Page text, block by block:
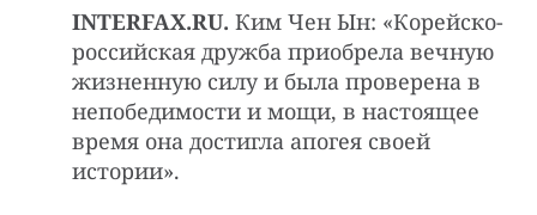
INTERFAX.RU. Ким Чен Ын: «Корейско-
российская дружба приобрела вечную
жизненную силу и была проверена в
непобедимости и мощи, в настоящее
время она достигла апогея своей
истории».